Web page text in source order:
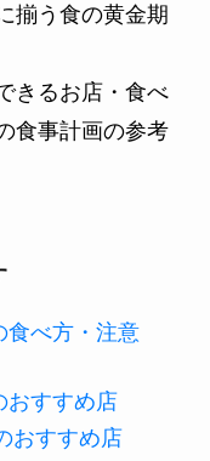
揃う食の黄金期
きるお店・食べ
食事計画の参考
食べ方・注意
おすすめ店
おすすめ店